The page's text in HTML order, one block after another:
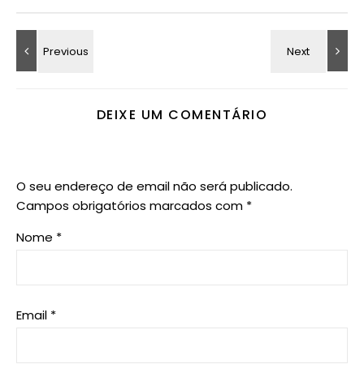
DEIXE UM COMENTÁRIO
O seu endereço de email não será publicado.
Campos obrigatórios marcados com *
Nome *
Email *